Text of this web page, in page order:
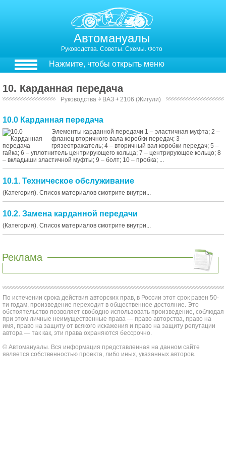
Автомануалы
Руководства. Советы. Схемы. Фото
Нажмите, чтобы открыть меню
10. Карданная передача
Руководства ￫ ВАЗ ￫ 2106 (Жигули)
10.0 Карданная передача
Элементы карданной передачи 1 – эластичная муфта; 2 –
фланец вторичного вала коробки передач; 3 –
грязеотражатель; 4 – вторичный вал коробки передач; 5 –
гайка; 6 – уплотнитель центрирующего кольца; 7 – центрирующее кольцо; 8
– вкладыши эластичной муфты; 9 – болт; 10 – пробка; ...
10.1. Техническое обслуживание
(Категория). Список материалов смотрите внутри...
10.2. Замена карданной передачи
(Категория). Список материалов смотрите внутри...
Реклама
По истечении срока действия авторских прав, в России этот срок равен 50-
ти годам, произведение переходит в общественное достояние. Это
обстоятельство позволяет свободно использовать произведение, соблюдая
при этом личные неимущественные права — право авторства, право на
имя, право на защиту от всякого искажения и право на защиту репутации
автора — так как, эти права охраняются бессрочно.
© Автомануалы. Вся информация представленная на данном сайте
является собственностью проекта, либо иных, указанных авторов.